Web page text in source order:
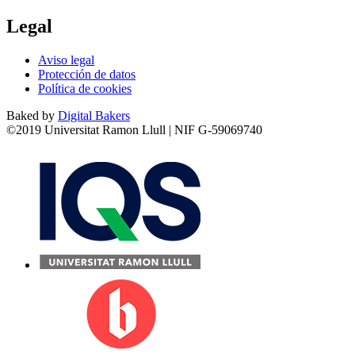
Legal
Aviso legal
Protección de datos
Política de cookies
Baked by Digital Bakers
©2019 Universitat Ramon Llull | NIF G-59069740